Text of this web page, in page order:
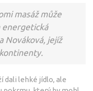
masáž může
energetická
Nováková, jejíž
dali lehké jídlo, ale